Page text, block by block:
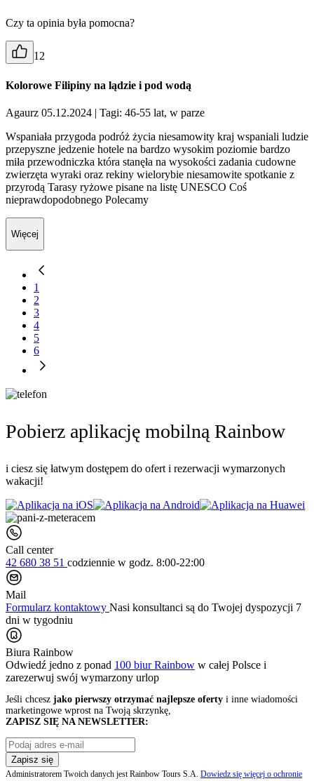
Czy ta opinia była pomocna?
12
Kolorowe Filipiny na lądzie i pod wodą
Agaurz 05.12.2024 | Tagi: 46-55 lat, w parze
Wspaniała przygoda podróż życia niesamowity kraj wspaniali ludzie
przepyszne jedzenie hotele na bardzo wysokim poziomie bardzo
miła przewodniczka która stanęła na wysokości zadania cudowne
zwierzęta wyraki oraz rekiny wielorybie niesamowite spotkanie z
przyrodą Tarasy ryżowe pisane na listę UNESCO Coś
nieprawdopodobnego Polecamy
Więcej
1
2
3
4
5
6
Pobierz aplikację mobilną Rainbow
i ciesz się łatwym dostępem do ofert i rezerwacji wymarzonych
wakacji!
Call center
42 680 38 51 codziennie w godz. 8:00-22:00
Mail
Formularz kontaktowy Nasi konsultanci są do Twojej dyspozycji 7
dni w tygodniu
Biura Rainbow
Odwiedź jedno z ponad 100 biur Rainbow w całej Polsce i
zarezerwuj swój wymarzony urlop
Jeśli chcesz jako pierwszy otrzymać najlepsze oferty i inne wiadomości
marketingowe wprost na Twoją skrzynkę,
ZAPISZ SIĘ NA NEWSLETTER:
Zapisz się
Administratorem Twoich danych jest Rainbow Tours S.A. Dowiedz się więcej o ochronie